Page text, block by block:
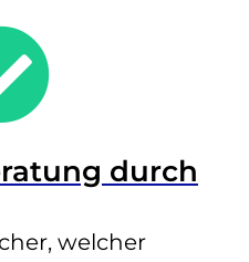
durch
welcher